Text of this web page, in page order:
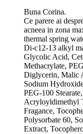
Buna Corina.
Ce parere ai
acneea in zona
thermal spring
Di-c12-13 alkyl
Glycolic Acid,
Methacrylate,
Diglycerin, Malic
Sodium
PEG-100
Acryloyldimethyl
Fragance,
Polysorbate 60,
Extract,